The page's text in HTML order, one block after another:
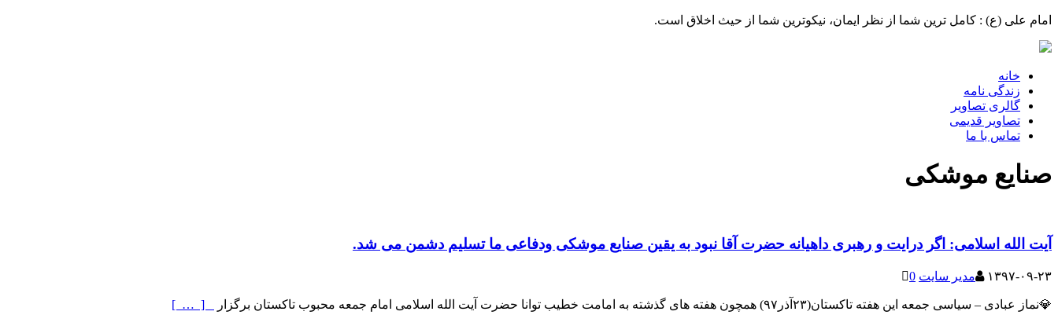
امام علی (ع) : کامل ترین شما از نظر ایمان، نیکوترین شما از حیث اخلاق است.
خانه
زندگی نامه
گالری تصاویر
تصاویر قدیمی
تماس با ما
صنایع موشکی
آیت الله اسلامی: اگر درایت و رهبری داهیانه حضرت آقا نبود به یقین صنایع موشکی ودفاعی ما تسلیم دشمن می شد.
۱۳۹۷-۰۹-۲۳ مدیر سایت 0
💎نماز عبادی – سیاسی جمعه این هفته تاکستان(۲۳آذر۹۷) همچون هفته های گذشته به امامت خطیب توانا حضرت آیت الله اسلامی امام جمعه محبوب تاکستان برگزار [ … ]